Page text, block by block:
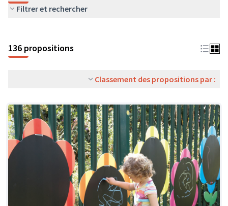
Filtrer et rechercher
136 propositions
Classement des propositions par :